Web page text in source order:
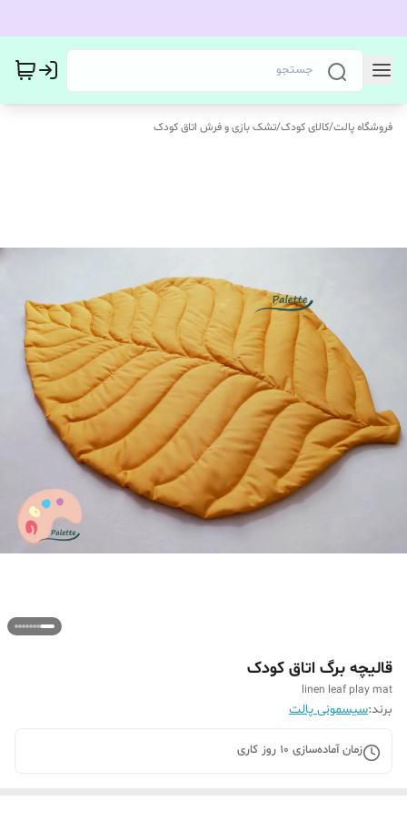
فروشگاه پالت/کالای کودک/تشک بازی و فرش اتاق کودک
قالیچه برگ اتاق کودک
linen leaf play mat
برند:سیسمونی پالت
زمان آماده‌سازی 10 روز کاری